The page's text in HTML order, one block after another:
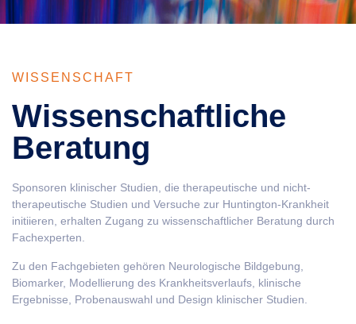
WISSENSCHAFT
Wissenschaftliche
Beratung
Sponsoren klinischer Studien, die therapeutische und nicht-
therapeutische Studien und Versuche zur Huntington-Krankheit
initiieren, erhalten Zugang zu wissenschaftlicher Beratung durch
Fachexperten.
Zu den Fachgebieten gehören Neurologische Bildgebung,
Biomarker, Modellierung des Krankheitsverlaufs, klinische
Ergebnisse, Probenauswahl und Design klinischer Studien.